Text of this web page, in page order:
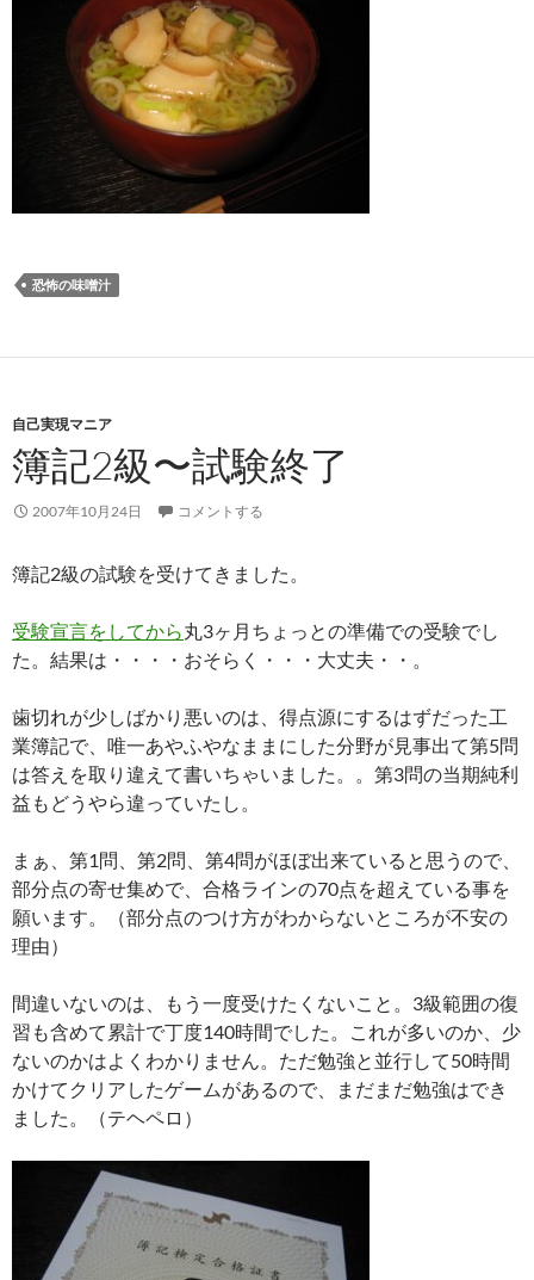
恐怖の味噌汁
自己実現マニア
簿記2級〜試験終了
2007年10月24日 コメントする
簿記2級の試験を受けてきました。
受験宣言をしてから丸3ヶ月ちょっとの準備での受験でし
た。結果は・・・・おそらく・・・大丈夫・・。
歯切れが少しばかり悪いのは、得点源にするはずだった工
業簿記で、唯一あやふやなままにした分野が見事出て第5問
は答えを取り違えて書いちゃいました。。第3問の当期純利
益もどうやら違っていたし。
まぁ、第1問、第2問、第4問がほぼ出来ていると思うので、
部分点の寄せ集めで、合格ラインの70点を超えている事を
願います。（部分点のつけ方がわからないところが不安の
理由）
間違いないのは、もう一度受けたくないこと。3級範囲の復
習も含めて累計で丁度140時間でした。これが多いのか、少
ないのかはよくわかりません。ただ勉強と並行して50時間
かけてクリアしたゲームがあるので、まだまだ勉強はでき
ました。（テヘペロ）